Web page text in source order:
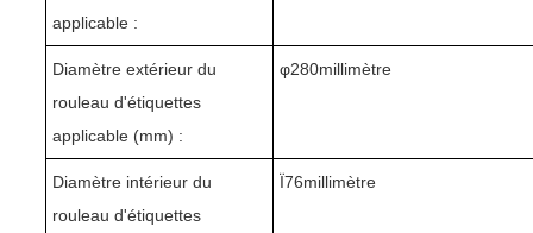
applicable :
Diamètre extérieur du
rouleau d'étiquettes
applicable (mm) :
φ280millimètre
Diamètre intérieur du
rouleau d'étiquettes
Ï76millimètre